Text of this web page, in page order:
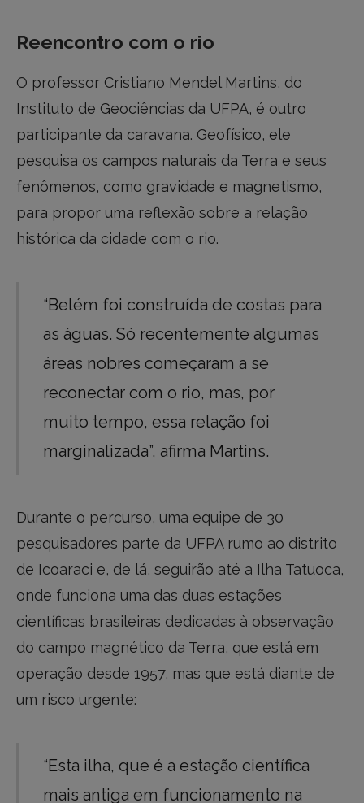
Reencontro com o rio
O professor Cristiano Mendel Martins, do
Instituto de Geociências da UFPA, é outro
participante da caravana. Geofísico, ele
pesquisa os campos naturais da Terra e seus
fenômenos, como gravidade e magnetismo,
para propor uma reflexão sobre a relação
histórica da cidade com o rio.
“Belém foi construída de costas para
as águas. Só recentemente algumas
áreas nobres começaram a se
reconectar com o rio, mas, por
muito tempo, essa relação foi
marginalizada”, afirma Martins.
Durante o percurso, uma equipe de 30
pesquisadores parte da UFPA rumo ao distrito
de Icoaraci e, de lá, seguirão até a Ilha Tatuoca,
onde funciona uma das duas estações
científicas brasileiras dedicadas à observação
do campo magnético da Terra, que está em
operação desde 1957, mas que está diante de
um risco urgente:
“Esta ilha, que é a estação científica
mais antiga em funcionamento na